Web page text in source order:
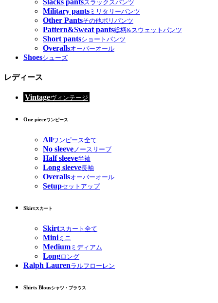
スラックスパンツ
Military pants ミリタリーパンツ
Other Pantsその他ポリパンツ
Pattern&Sweat pants総柄&スウェットパンツ
Short pantsショートパンツ
Overallsオーバーオール
Shoesシューズ
レディース
Vintageヴィンテージ
One pieceワンピース
Allワンピース全て
No sleeveノースリーブ
Half sleeve半袖
Long sleeve長袖
Overallsオーバーオール
Setupセットアップ
Skirtスカート
Skirtスカート全て
Miniミニ
Medium ミディアム
Longロング
Ralph Laurenラルフローレン
Shirts Blousシャツ・ブラウス